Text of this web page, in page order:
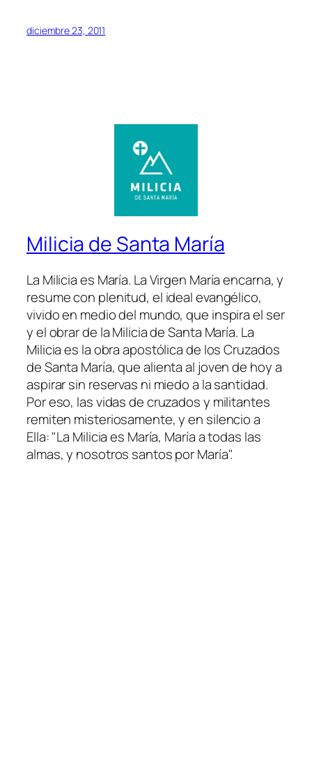
diciembre 23, 2011
Milicia de Santa María
La Milicia es María. La Virgen María encarna, y
resume con plenitud, el ideal evangélico,
vivido en medio del mundo, que inspira el ser
y el obrar de la Milicia de Santa María. La
Milicia es la obra apostólica de los Cruzados
de Santa María, que alienta al joven de hoy a
aspirar sin reservas ni miedo a la santidad.
Por eso, las vidas de cruzados y militantes
remiten misteriosamente, y en silencio a
Ella: "La Milicia es María, María a todas las
almas, y nosotros santos por María".